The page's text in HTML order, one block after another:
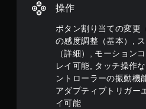
操作
ボタン割り当ての変更
の感度調整（基本）,
（詳細）, モーション
レイ可能, タッチ操作
ントローラーの振動機
アダプティブトリガー
イ可能
能
ト
リ
ガ
ー
エ
フ
ェ
ク